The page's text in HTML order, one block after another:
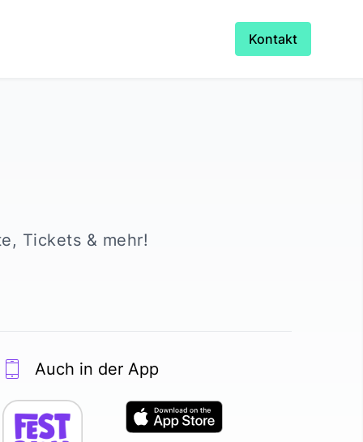
Kontakt
Tickets & mehr!
Auch in der App